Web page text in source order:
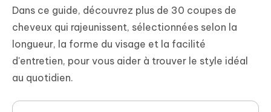
Dans ce guide, découvrez plus de 30 coupes de
cheveux qui rajeunissent, sélectionnées selon la
longueur, la forme du visage et la facilité
d'entretien, pour vous aider à trouver le style idéal
au quotidien.